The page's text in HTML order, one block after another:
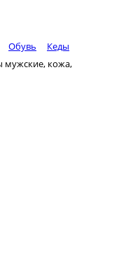
Обувь
Кеды
мужские, кожа,